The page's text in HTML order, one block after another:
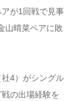
が1回戦で見事
山晴菜ペアに敗
4）がシングル
の出場経験を